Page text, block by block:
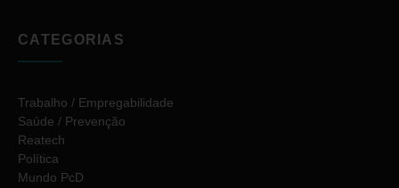
CATEGORIAS
Trabalho / Empregabilidade
Saúde / Prevenção
Reatech
Política
Mundo PcD